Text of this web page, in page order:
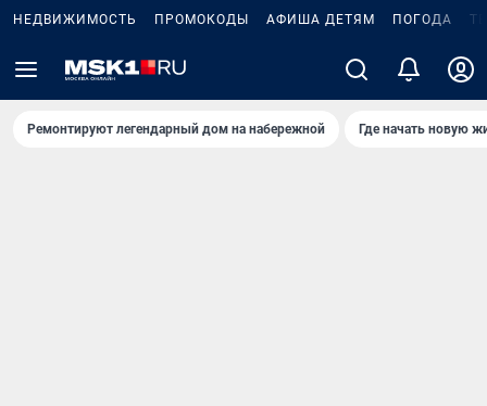
НЕДВИЖИМОСТЬ ПРОМОКОДЫ АФИША ДЕТЯМ ПОГОДА
Ремонтируют легендарный дом на набережной Где начать новую